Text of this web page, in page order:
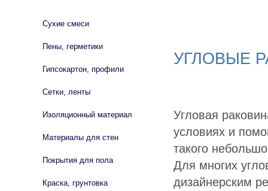
УГЛОВЫЕ
Угловая
условиях и
такого
Для многих
дизайнерским
Сухие смеси
Пены, герметики
Гипсокартон, профили
Сетки, ленты
Изоляционный материал
Материалы для стен
Покрытия для пола
Краска, грунтовка